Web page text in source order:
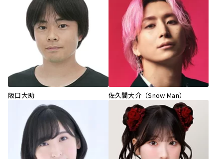
阪口大助 佐久間大介（Snow Man）